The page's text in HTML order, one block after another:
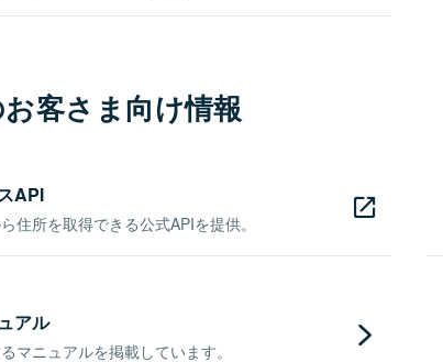
客さま向け情報
API
住所を取得できる公式APIを提供。
アル
マニュアルを掲載しています。